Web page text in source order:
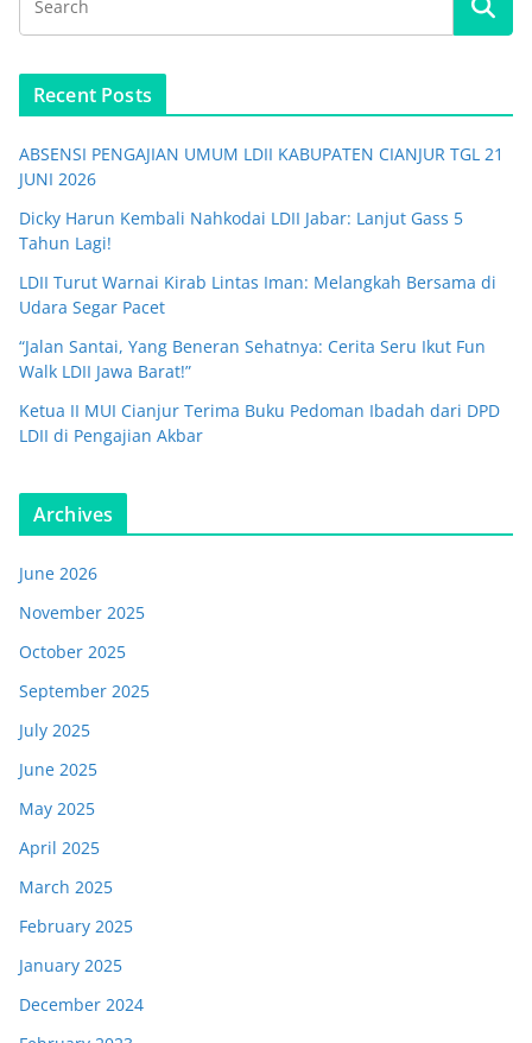
Recent Posts
ABSENSI PENGAJIAN UMUM LDII KABUPATEN CIANJUR TGL 21
JUNI 2026
Dicky Harun Kembali Nahkodai LDII Jabar: Lanjut Gass 5
Tahun Lagi!
LDII Turut Warnai Kirab Lintas Iman: Melangkah Bersama di
Udara Segar Pacet
“Jalan Santai, Yang Beneran Sehatnya: Cerita Seru Ikut Fun
Walk LDII Jawa Barat!”
Ketua II MUI Cianjur Terima Buku Pedoman Ibadah dari DPD
LDII di Pengajian Akbar
Archives
June 2026
November 2025
October 2025
September 2025
July 2025
June 2025
May 2025
April 2025
March 2025
February 2025
January 2025
December 2024